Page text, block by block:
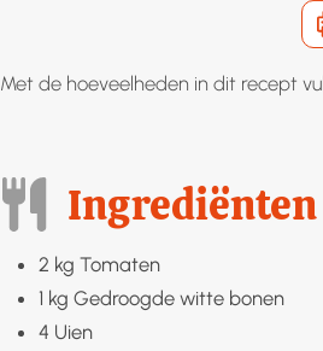
Met de hoeveelheden in dit recept
Ingrediënten
2 kg Tomaten
1 kg Gedroogde witte bonen
4 Uien